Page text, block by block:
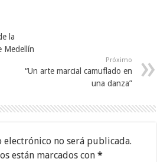
la
Medellín
Próximo
“Un arte marcial camuflado en
una danza”
no será publicada.
están marcados con*